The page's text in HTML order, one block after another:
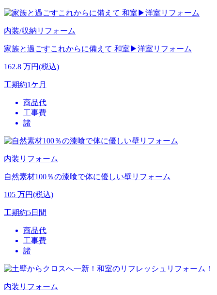
内装/収納リフォーム
家族と過ごすこれからに備えて 和室▶洋室リフォーム
162.8 万円(税込)
工期約1ケ月
商品代
工事費
諸
内装リフォーム
自然素材100％の漆喰で体に優しい壁リフォーム
105 万円(税込)
工期約5日間
商品代
工事費
諸
内装リフォーム